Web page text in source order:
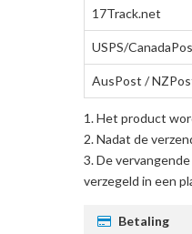
17Track.net
USPS/
AusPost /
Het product
Nadat de
De
verzegeld in een
Betaling